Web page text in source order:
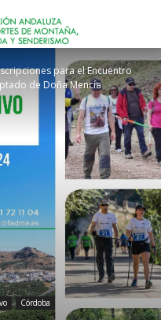
para el Encuentro
de Doña Mencía
Córdoba